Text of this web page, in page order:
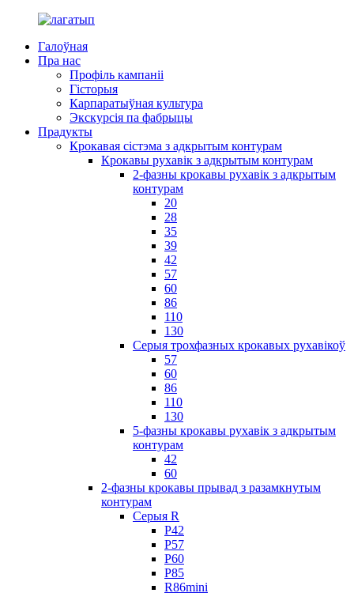
Галоўная
Пра нас
Профіль кампаніі
Гісторыя
Карпаратыўная культура
Экскурсія па фабрыцы
Прадукты
Крокавая сістэма з адкрытым контурам
Крокавы рухавік з адкрытым контурам
2-фазны крокавы рухавік з адкрытым
контурам
20
28
35
39
42
57
60
86
110
130
Серыя трохфазных крокавых рухавікоў
57
60
86
110
130
5-фазны крокавы рухавік з адкрытым
контурам
42
60
2-фазны крокавы прывад з разамкнутым
контурам
Серыя R
Р42
Р57
Р60
Р85
R86mini